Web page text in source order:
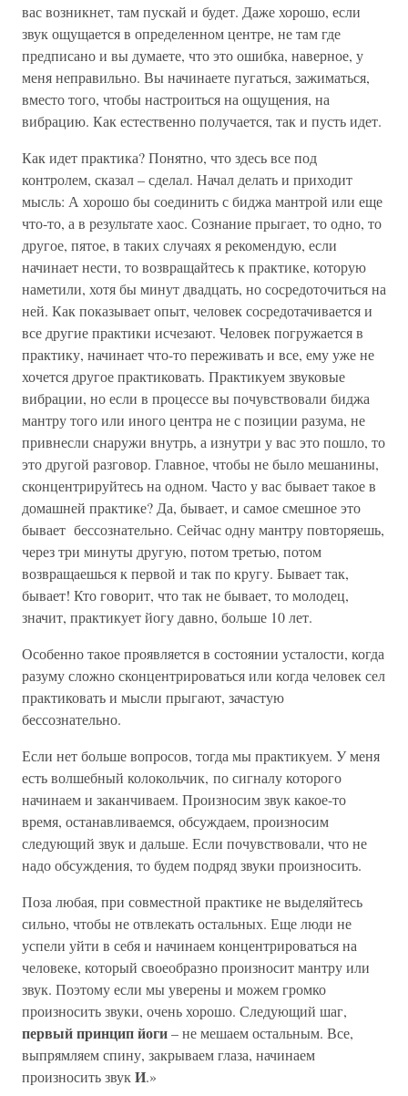
вас возникнет, там пускай и будет. Даже хорошо, если
звук ощущается в определенном центре, не там где
предписано и вы думаете, что это ошибка, наверное, у
меня неправильно. Вы начинаете пугаться, зажиматься,
вместо того, чтобы настроиться на ощущения, на
вибрацию. Как естественно получается, так и пусть идет.
Как идет практика? Понятно, что здесь все под
контролем, сказал – сделал. Начал делать и приходит
мысль: А хорошо бы соединить с биджа мантрой или еще
что-то, а в результате хаос. Сознание прыгает, то одно, то
другое, пятое, в таких случаях я рекомендую, если
начинает нести, то возвращайтесь к практике, которую
наметили, хотя бы минут двадцать, но сосредоточиться на
ней. Как показывает опыт, человек сосредотачивается и
все другие практики исчезают. Человек погружается в
практику, начинает что-то переживать и все, ему уже не
хочется другое практиковать. Практикуем звуковые
вибрации, но если в процессе вы почувствовали биджа
мантру того или иного центра не с позиции разума, не
привнесли снаружи внутрь, а изнутри у вас это пошло, то
это другой разговор. Главное, чтобы не было мешанины,
сконцентрируйтесь на одном. Часто у вас бывает такое в
домашней практике? Да, бывает, и самое смешное это
бывает бессознательно. Сейчас одну мантру повторяешь,
через три минуты другую, потом третью, потом
возвращаешься к первой и так по кругу. Бывает так,
бывает! Кто говорит, что так не бывает, то молодец,
значит, практикует йогу давно, больше 10 лет.
Особенно такое проявляется в состоянии усталости, когда
разуму сложно сконцентрироваться или когда человек сел
практиковать и мысли прыгают, зачастую
бессознательно.
Если нет больше вопросов, тогда мы практикуем. У меня
есть волшебный колокольчик, по сигналу которого
начинаем и заканчиваем. Произносим звук какое-то
время, останавливаемся, обсуждаем, произносим
следующий звук и дальше. Если почувствовали, что не
надо обсуждения, то будем подряд звуки произносить.
Поза любая, при совместной практике не выделяйтесь
сильно, чтобы не отвлекать остальных. Еще люди не
успели уйти в себя и начинаем концентрироваться на
человеке, который своеобразно произносит мантру или
звук. Поэтому если мы уверены и можем громко
произносить звуки, очень хорошо. Следующий шаг,
первый принцип йоги– не мешаем остальным. Все,
выпрямляем спину, закрываем глаза, начинаем
произносить звукИ.»